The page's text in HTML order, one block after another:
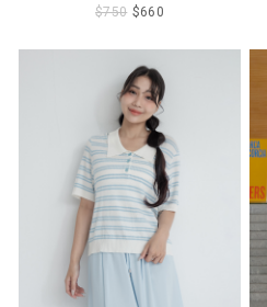
$750 $660